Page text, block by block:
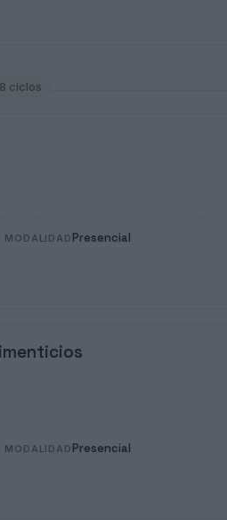
8 ciclos
MODALIDAD Presencial
MODALIDAD Presencial